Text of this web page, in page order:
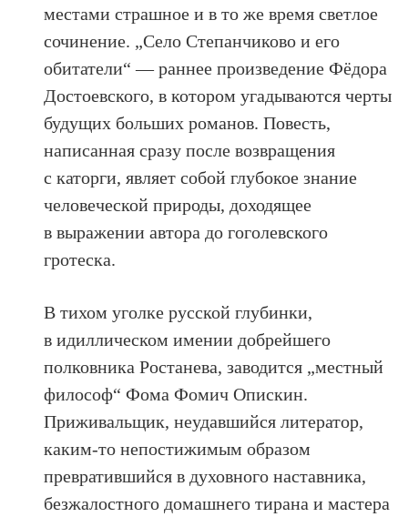
местами страшное и в то же время светлое
сочинение. „Село Степанчиково и его
обитатели“ — раннее произведение Фёдора
Достоевского, в котором угадываются черты
будущих больших романов. Повесть,
написанная сразу после возвращения
с каторги, являет собой глубокое знание
человеческой природы, доходящее
в выражении автора до гоголевского
гротеска.
В тихом уголке русской глубинки,
в идиллическом имении добрейшего
полковника Ростанева, заводится „местный
философ“ Фома Фомич Опискин.
Приживальщик, неудавшийся литератор,
каким-то непостижимым образом
превратившийся в духовного наставника,
безжалостного домашнего тирана и мастера